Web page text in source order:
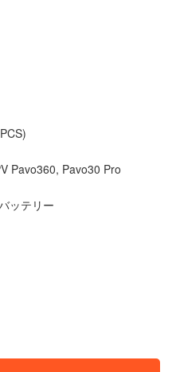
Pavo360, Pavo30 Pro
ッテリー